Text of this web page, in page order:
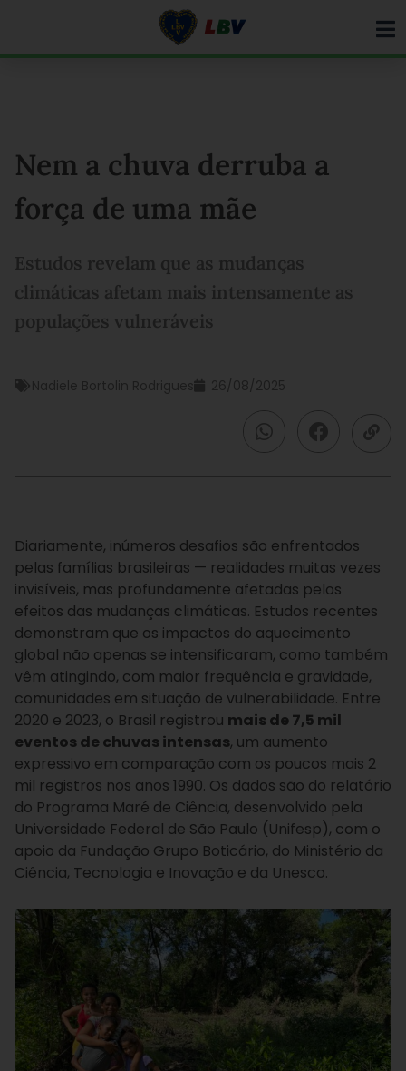
Nem a chuva derruba a
força de uma mãe
Estudos revelam que as mudanças
climáticas afetam mais intensamente as
populações vulneráveis
Nadiele Bortolin Rodrigues 26/08/2025
Diariamente, inúmeros desafios são enfrentados
pelas famílias brasileiras — realidades muitas vezes
invisíveis, mas profundamente afetadas pelos
efeitos das mudanças climáticas. Estudos recentes
demonstram que os impactos do aquecimento
global não apenas se intensificaram, como também
vêm atingindo, com maior frequência e gravidade,
comunidades em situação de vulnerabilidade. Entre
2020 e 2023, o Brasil registrou mais de 7,5 mil
eventos de chuvas intensas, um aumento
expressivo em comparação com os poucos mais 2
mil registros nos anos 1990. Os dados são do relatório
do Programa Maré de Ciência, desenvolvido pela
Universidade Federal de São Paulo (Unifesp), com o
apoio da Fundação Grupo Boticário, do Ministério da
Ciência, Tecnologia e Inovação e da Unesco.